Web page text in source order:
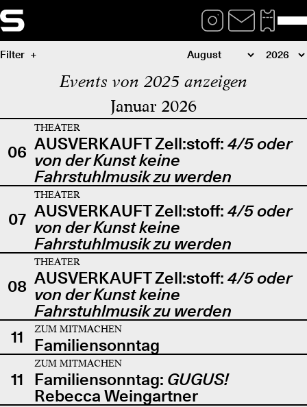
Filter
Events von 2025 anzeigen
Januar 2026
06
THEATER
AUSVERKAUFT Zell:stoff: 4/5 oder
von der Kunst keine
Fahrstuhlmusik zu werden
07
THEATER
AUSVERKAUFT Zell:stoff: 4/5 oder
von der Kunst keine
Fahrstuhlmusik zu werden
08
THEATER
AUSVERKAUFT Zell:stoff: 4/5 oder
von der Kunst keine
Fahrstuhlmusik zu werden
11
ZUM MITMACHEN
Familiensonntag
11
ZUM MITMACHEN
Familiensonntag: GUGUS!
Rebecca Weingartner